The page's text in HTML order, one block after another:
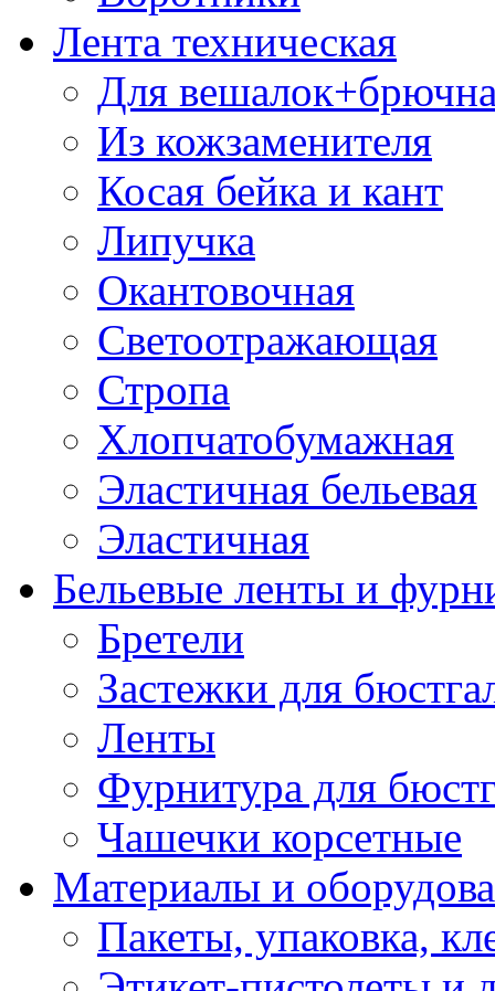
Лента техническая
Для
Из кожзаменителя
Косая бейка и кант
Липучка
Окантовочная
Светоотражающая
Стропа
Хлопчатобумажная
Эластичная бельевая
Эластичная
Бельевые ленты и
Бретели
Застежки для
Ленты
Фурнитура для
Чашечки корсетные
Материалы и
Пакеты, упаковка,